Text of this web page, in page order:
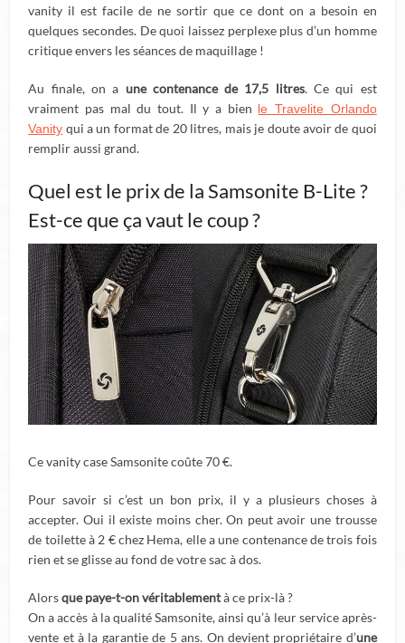
vanity il est facile de ne sortir que ce dont on a besoin en
quelques secondes. De quoi laissez perplexe plus d’un homme
critique envers les séances de maquillage !
Au finale, on a une contenance de 17,5 litres. Ce qui est
vraiment pas mal du tout. Il y a bien le Travelite Orlando
Vanity qui a un format de 20 litres, mais je doute avoir de quoi
remplir aussi grand.
Quel est le prix de la Samsonite B-Lite ?
Est-ce que ça vaut le coup ?
Ce vanity case Samsonite coûte 70 €.
Pour savoir si c’est un bon prix, il y a plusieurs choses à
accepter. Oui il existe moins cher. On peut avoir une trousse
de toilette à 2 € chez Hema, elle a une contenance de trois fois
rien et se glisse au fond de votre sac à dos.
Alorsque paye-t-on véritablementà ce prix-là ?
On a accès à la qualité Samsonite, ainsi qu’à leur service après-
vente et à la garantie de 5 ans. On devient propriétaire d’une